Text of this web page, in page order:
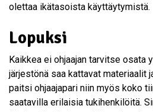
olettaa ikätasoista käyttäytymistä.
Lopuksi
Kaikkea ei ohjaajan tarvitse osata
järjestönä saa kattavat materiaalit
paitsi ohjaajapari niin myös koko
saatavilla erilaisia tukihenkilöitä.